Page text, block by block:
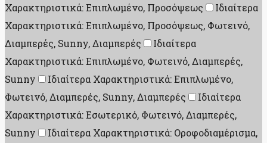
Χαρακτηριστικά: Επιπλωμένο, Προσόψεως
Ιδιαίτερα
Χαρακτηριστικά: Επιπλωμένο, Προσόψεως, Φωτεινό,
Διαμπερές, Sunny, Διαμπερές
Ιδιαίτερα
Χαρακτηριστικά: Επιπλωμένο, Φωτεινό, Διαμπερές,
Sunny
Ιδιαίτερα Χαρακτηριστικά: Επιπλωμένο,
Φωτεινό, Διαμπερές, Sunny, Διαμπερές
Ιδιαίτερα
Χαρακτηριστικά: Εσωτερικό, Φωτεινό, Διαμπερές,
Sunny
Ιδιαίτερα Χαρακτηριστικά: Οροφοδιαμέρισμα,